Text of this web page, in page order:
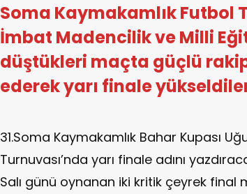
Soma Kaymakamlık Futbol
İmbat Madencilik ve Milli
düştükleri maçta güçlü
ederek yarı finale
31.Soma Kaymakamlık Bahar Kupası
Turnuvası’nda yarı finale adını
Salı günü oynanan iki kritik çeyrek final